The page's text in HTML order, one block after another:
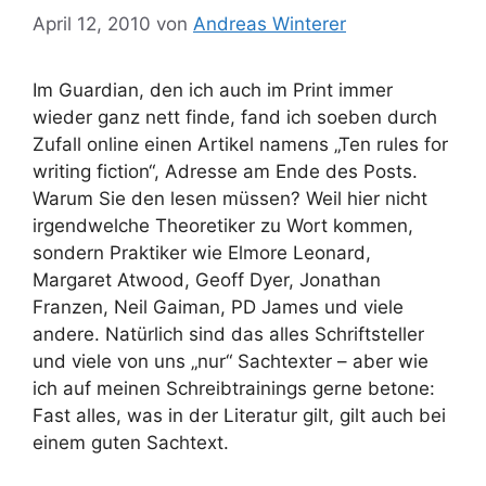
April 12, 2010 von Andreas Winterer
Im Guardian, den ich auch im Print immer
wieder ganz nett finde, fand ich soeben durch
Zufall online einen Artikel namens „Ten rules for
writing fiction“, Adresse am Ende des Posts.
Warum Sie den lesen müssen? Weil hier nicht
irgendwelche Theoretiker zu Wort kommen,
sondern Praktiker wie Elmore Leonard,
Margaret Atwood, Geoff Dyer, Jonathan
Franzen, Neil Gaiman, PD James und viele
andere. Natürlich sind das alles Schriftsteller
und viele von uns „nur“ Sachtexter – aber wie
ich auf meinen Schreibtrainings gerne betone:
Fast alles, was in der Literatur gilt, gilt auch bei
einem guten Sachtext.